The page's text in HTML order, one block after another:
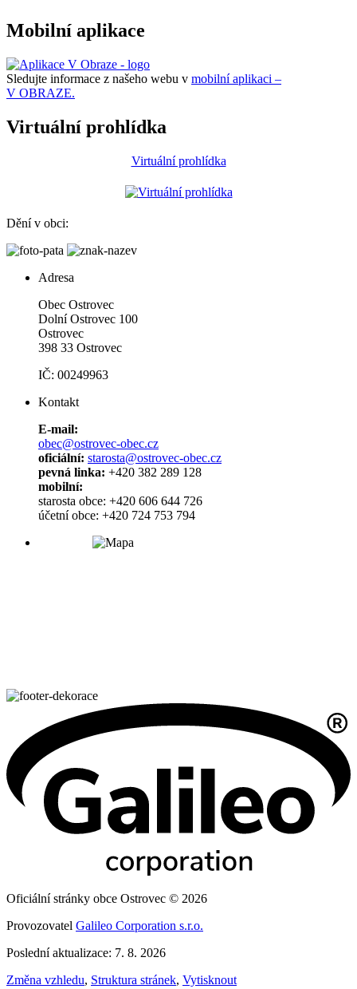
Mobilní aplikace
Sledujte informace z našeho webu v mobilní aplikaci –
V OBRAZE.
Virtuální prohlídka
Virtuální prohlídka
Dění v obci:
Adresa
Obec Ostrovec
Dolní Ostrovec 100
Ostrovec
398 33 Ostrovec
IČ: 00249963
Kontakt
E-mail:
obec@ostrovec-obec.cz
oficiální: starosta@ostrovec-obec.cz
pevná linka: +420 382 289 128
mobilní:
starosta obce: +420 606 644 726
účetní obce: +420 724 753 794
Oficiální stránky obce Ostrovec © 2026
Provozovatel Galileo Corporation s.r.o.
Poslední aktualizace: 7. 8. 2026
Změna vzhledu, Struktura stránek, Vytisknout